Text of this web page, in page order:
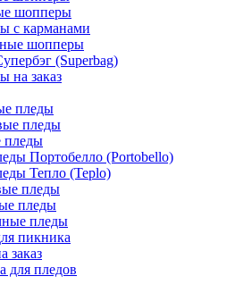
шопперы
с карманами
шопперы
(Superbag)
на заказ
пледы
пледы
пледы
Портобелло (Portobello)
Тепло (Teplo)
пледы
пледы
пледы
пикника
заказ
для пледов